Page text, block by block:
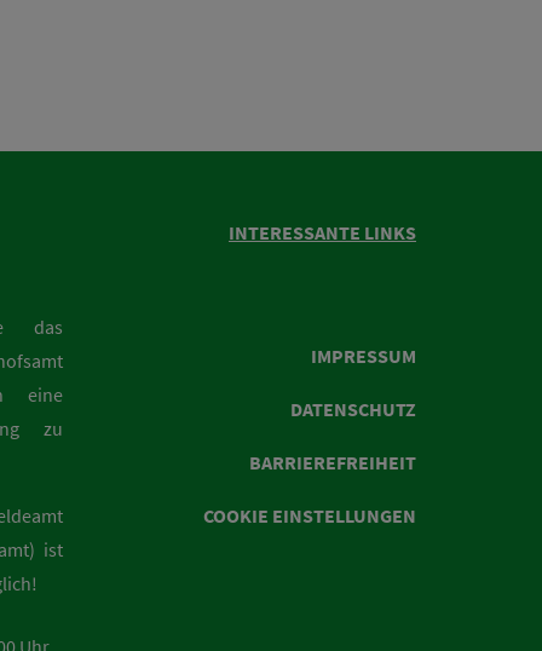
das
eine
zu
ist
Uhr
INTERESSANTE LINKS
IMPRESSUM
DATENSCHUTZ
BARRIEREFREIHEIT
COOKIE EINSTELLUNGEN